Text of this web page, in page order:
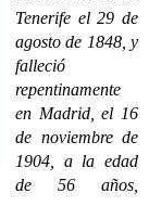
Tenerife el 29 de
agosto de 1848, y
falleció
repentinamente
en Madrid, el 16
de noviembre de
1904, a la edad
de 56 años,